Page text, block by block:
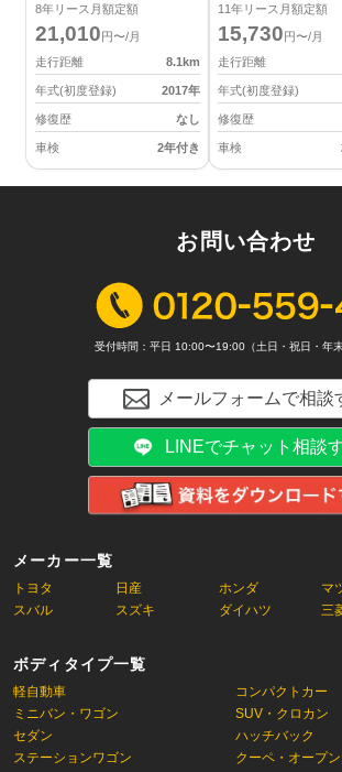
8年リース月額定額
21,010円〜/月
走行距離
8.1km
年式(初度登録) 2017年
修復歴 なし
車検 2年付き
11年リース月額定額
15,730円〜/月
走行距離
年式(初度登録)
修復歴
車検
メーカー一覧
トヨタ 日産 ホンダ
マ
スバル
スズキ ダイハツ 三
ボディタイプ一覧
軽自動車
コンパクトカー
ミニバン・ワゴン
SUV・クロカン
セダン
ハッチバック
ステーションワゴン
クーペ・オープ
お問い合わせ
受付時間：平日 10:00〜19:00（土日・祝日・年末
メールフォームで相談
LINEでチャット相談